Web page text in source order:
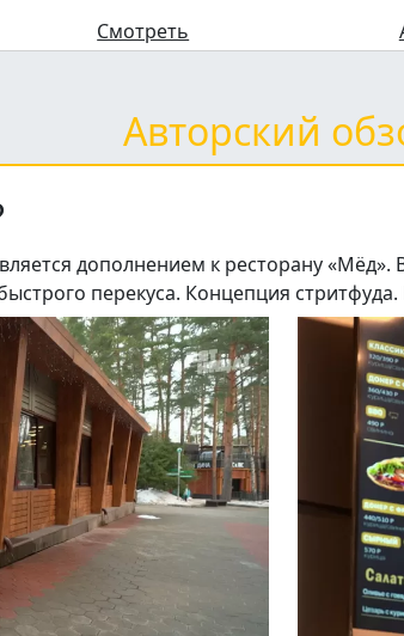
Смотреть
Авторский
дополнением к ресторану
перекуса. Концепция